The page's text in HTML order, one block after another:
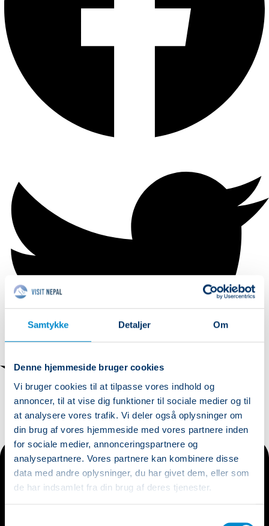
Samtykke Detaljer Om
Denne hjemmeside bruger cookies
Vi bruger cookies til at tilpasse vores indhold og
annoncer, til at vise dig funktioner til sociale medier og til
at analysere vores trafik. Vi deler også oplysninger om
din brug af vores hjemmeside med vores partnere inden
for sociale medier, annonceringspartnere og
analysepartnere. Vores partnere kan kombinere disse
data med andre oplysninger, du har givet dem, eller som
de har indsamlet fra din brug af deres tjenester.